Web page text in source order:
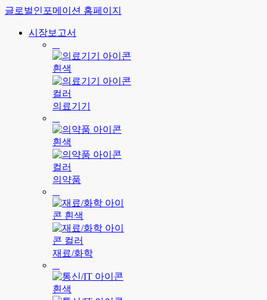
글로벌인포메이션 홈페이지
시장보고서
의료기기
의약품
재료/화학